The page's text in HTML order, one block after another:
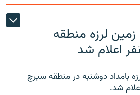
لرزه منطقه
بامداد دوشنبه در منطقه سیرچ